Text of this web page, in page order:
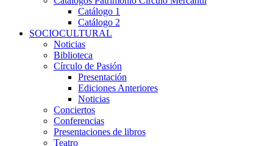
Catálogo 1
Catálogo 2
SOCIOCULTURAL
Noticias
Biblioteca
Círculo de Pasión
Presentación
Ediciones Anteriores
Noticias
Conciertos
Conferencias
Presentaciones de libros
Teatro